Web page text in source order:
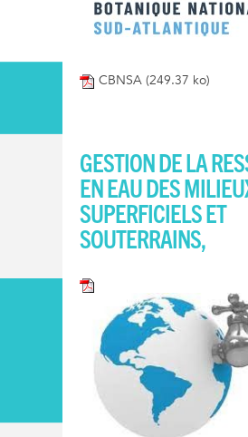
CBNSA (249.37 ko)
GESTION DE LA
EN EAU DES
SUPERFICIELS ET
SOUTERRAINS,